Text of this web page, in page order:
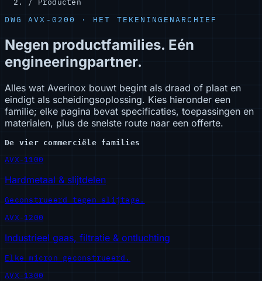
DWG AVX-0200 · HET TEKENINGENARCHIEF
Negen productfamilies. Eén
engineeringpartner.
Alles wat Averinox bouwt begint als draad of plaat en
eindigt als scheidingsoplossing. Kies hieronder een
familie; elke pagina bevat specificaties, toepassingen en
materialen, plus de snelste route naar een offerte.
De vier commerciële families
AVX-1100
Hardmetaal & slijtdelen
Geconstrueerd tegen slijtage.
AVX-1200
Industrieel gaas, filtratie & ontluchting
Elke micron geconstrueerd.
AVX-1300